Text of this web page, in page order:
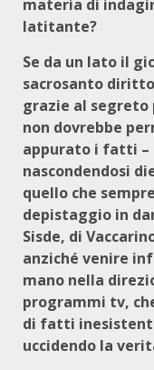
materia di
latitante?
Se da un lato il
sacrosanto
grazie al segreto
non dovrebbe
appurato i fatti –
nascondendosi
quello che
depistaggio in
Sisde, di
anziché venire
mano nella
programmi tv,
di fatti
uccidendo la